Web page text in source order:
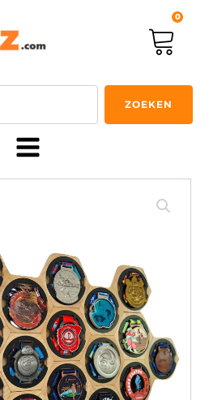
0
ZOEKEN